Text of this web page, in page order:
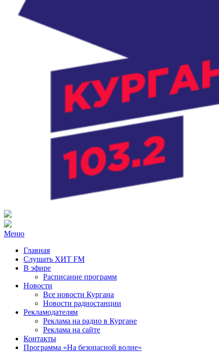
Радио ХИТ FM Курган
103.2 FM
Меню
Главная
Слушать ХИТ FM
В эфире
Расписание программ
Новости
Все новости Кургана
Новости радиостанции
Рекламодателям
Реклама на радио в Кургане
Реклама на сайте
Контакты
Программа «На безопасной волне»